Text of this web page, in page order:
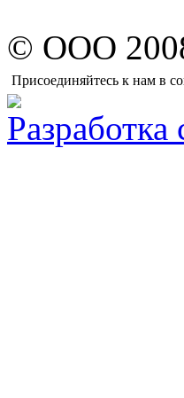
© ООО
Присоединяйтесь к нам в
Разработка